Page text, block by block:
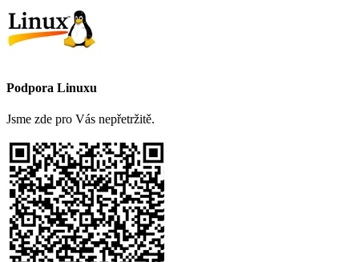
Podpora Linuxu
Jsme zde pro Vás nepřetržitě.